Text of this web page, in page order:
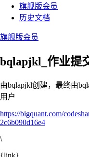
旗舰版会员
历史文档
旗舰版会员
bqlapjkl_作业提
由bqlapjkl创建，最终由
用户
https://bigquant.com/
2c6b090d16e4
\
{link}